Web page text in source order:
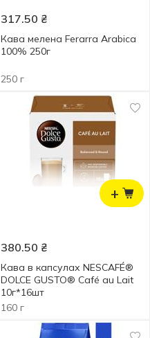
317.50 ₴
Кава мелена Ferarra Arabica
100% 250г
250 г
+
380.50 ₴
Кава в капсулах NESCAFÉ®
DOLCE GUSTO® Café au Lait
10г*16шт
160 г